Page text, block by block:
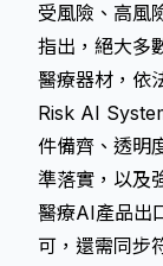
受風險、高風
指出，絕大多
醫療器材，依
Risk AI
件備齊、透明
準落實，以及
醫療AI產品出
可，還需同步